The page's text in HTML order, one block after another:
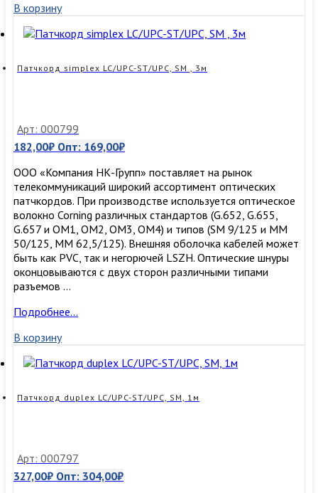
LC/UPC-
ST/UPC,
SM
2м
В корзину
Патчкорд simplex LC/UPC-ST/UPC, SM , 3м
Арт: 000799
182,00₽ Опт: 169,00₽
ООО «Компания НК-Групп» поставляет на рынок
телекоммуникаций широкий ассортимент оптических
патчкордов. При производстве используется оптическое
волокно Corning различных стандартов (G.652, G.655,
G.657 и OM1, OM2, OM3, ОМ4) и типов (SM 9/125 и MM
50/125, MM 62,5/125). Внешняя оболочка кабелей может
быть как PVC, так и негорючей LSZH. Оптические шнуры
оконцовываются с двух сторон различными типами
разъемов …
Патчкорд
LC/UPC-
ST/UPC,
SM
3м
Подробнее…
В корзину
Патчкорд duplex LC/UPC-ST/UPC, SM, 1м
Арт: 000797
327,00₽ Опт: 304,00₽